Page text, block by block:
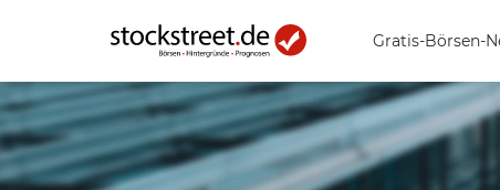
Gratis-Börsen-